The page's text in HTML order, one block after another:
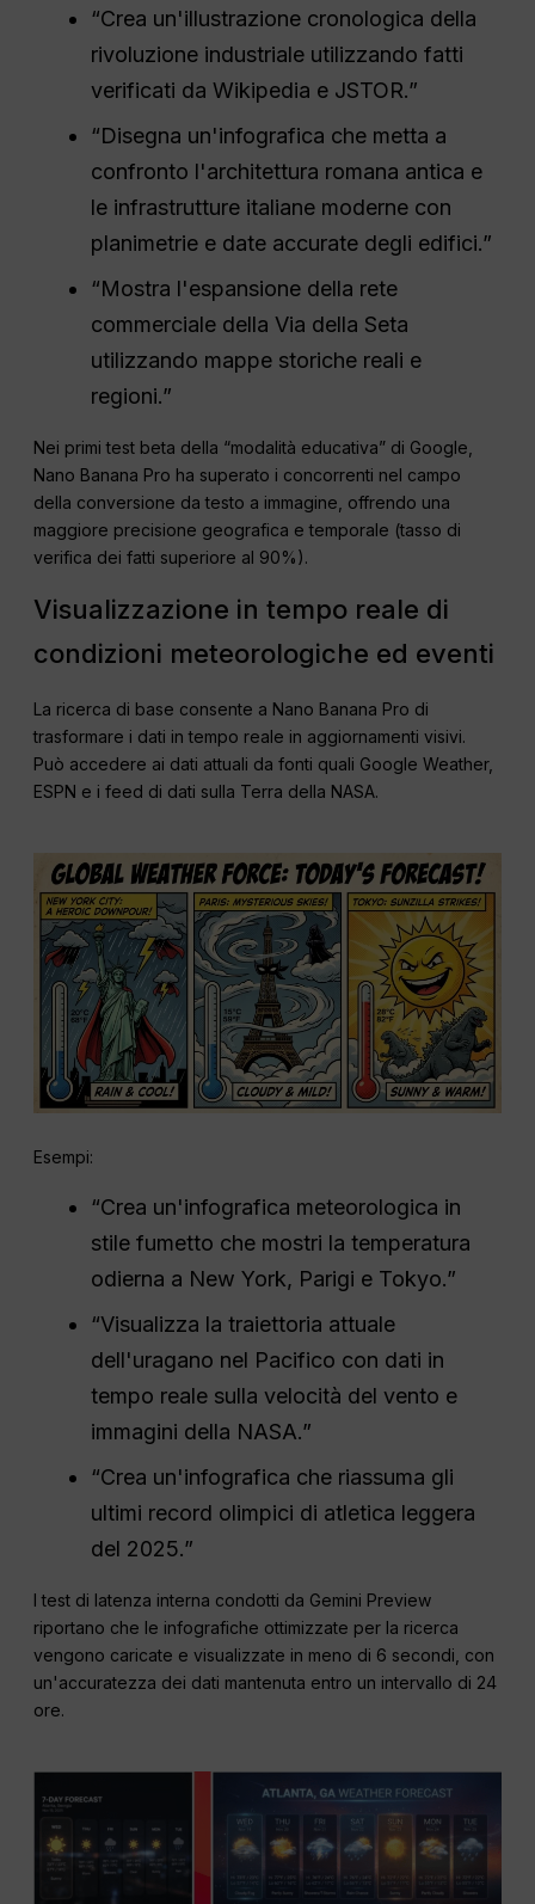
“Crea un'illustrazione cronologica della
rivoluzione industriale utilizzando fatti
verificati da Wikipedia e JSTOR.”
“Disegna un'infografica che metta a
confronto l'architettura romana antica e
le infrastrutture italiane moderne con
planimetrie e date accurate degli edifici.”
“Mostra l'espansione della rete
commerciale della Via della Seta
utilizzando mappe storiche reali e
regioni.”
Nei primi test beta della “modalità educativa” di Google,
Nano Banana Pro ha superato i concorrenti nel campo
della conversione da testo a immagine, offrendo una
maggiore precisione geografica e temporale (tasso di
verifica dei fatti superiore al 90%).
Visualizzazione in tempo reale di
condizioni meteorologiche ed eventi
La ricerca di base consente a Nano Banana Pro di
trasformare i dati in tempo reale in aggiornamenti visivi.
Può accedere ai dati attuali da fonti quali Google Weather,
ESPN e i feed di dati sulla Terra della NASA.
Esempi:
“Crea un'infografica meteorologica in
stile fumetto che mostri la temperatura
odierna a New York, Parigi e Tokyo.”
“Visualizza la traiettoria attuale
dell'uragano nel Pacifico con dati in
tempo reale sulla velocità del vento e
immagini della NASA.”
“Crea un'infografica che riassuma gli
ultimi record olimpici di atletica leggera
del 2025.”
I test di latenza interna condotti da Gemini Preview
riportano che le infografiche ottimizzate per la ricerca
vengono caricate e visualizzate in meno di 6 secondi, con
un'accuratezza dei dati mantenuta entro un intervallo di 24
ore.